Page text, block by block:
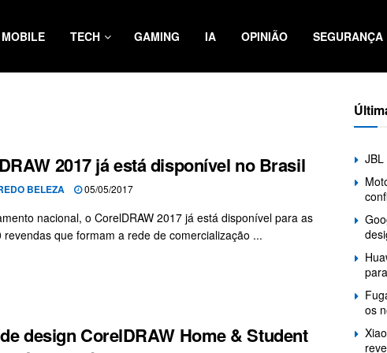
MOBILE TECH GAMING IA OPINIÃO SEGURANÇA
2017 já está disponível no Brasil
BELEZA 05/05/2017
nacional, o CorelDRAW 2017 já está disponível para as
revendas que formam a rede de comercialização ...
design CorelDRAW Home & Student
os